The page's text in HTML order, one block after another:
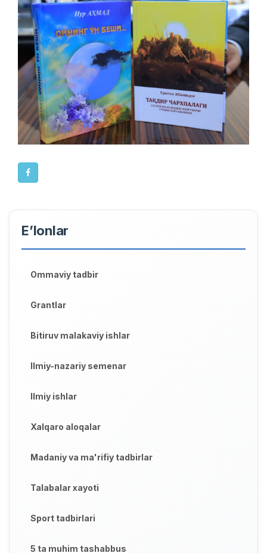
E’lonlar
Ommaviy tadbir
Grantlar
Bitiruv malakaviy ishlar
Ilmiy-nazariy semenar
Ilmiy ishlar
Xalqaro aloqalar
Madaniy va ma'rifiy tadbirlar
Talabalar xayoti
Sport tadbirlari
5 ta muhim tashabbus